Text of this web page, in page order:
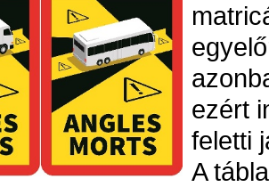
ezért
feletti
A